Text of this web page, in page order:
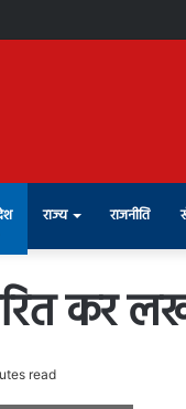
राज्य राजनीति
कर
read